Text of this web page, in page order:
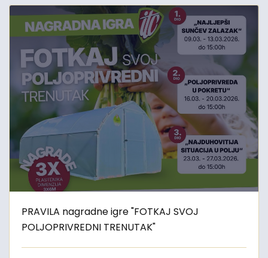
PRAVILA nagradne igre "FOTKAJ SVOJ
POLJOPRIVREDNI TRENUTAK"